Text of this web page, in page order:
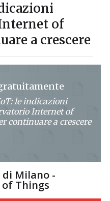
of
a crescere
le indicazioni
Internet of
continuare a crescere
di Milano -
Things